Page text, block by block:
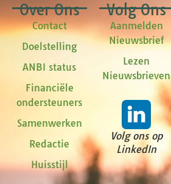
Over Ons
Contact
Doelstelling
ANBI status
Financiële
ondersteuners
Samenwerken
Redactie
Huisstijl
Volg Ons
Aanmelden
Nieuwsbrief
Lezen
Nieuwsbrieven
Volg ons op
LinkedIn